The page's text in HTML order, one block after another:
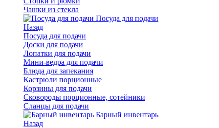
Чашки из стекла
Посуда для подачи
Назад
Посуда для подачи
Доски для подачи
Лопатки для подачи
Мини-ведра для подачи
Блюда для запекания
Кастрюли порционные
Корзины для подачи
Сковороды порционные, сотейники
Сланцы для подачи
Барный инвентарь
Назад